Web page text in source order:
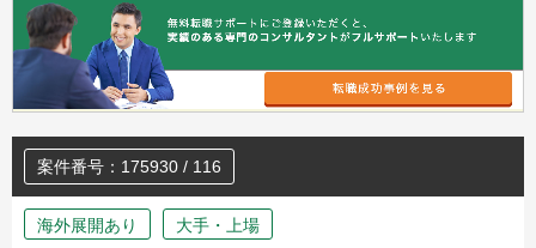
案件番号：175930 / 116
海外展開あり 大手・上場